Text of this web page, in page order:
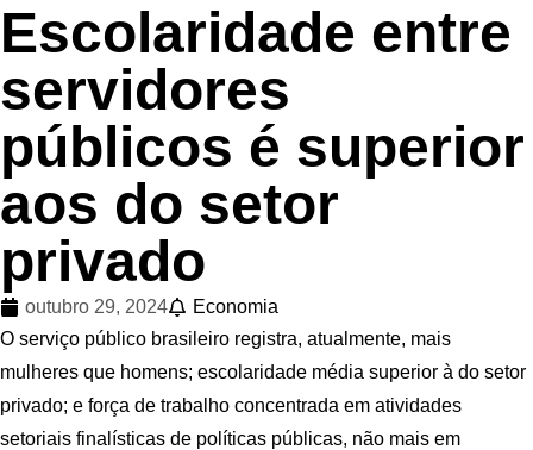
Escolaridade entre
servidores
públicos é superior
aos do setor
privado
outubro 29, 2024
Economia
O serviço público brasileiro registra, atualmente, mais
mulheres que homens; escolaridade média superior à do setor
privado; e força de trabalho concentrada em atividades
setoriais finalísticas de políticas públicas, não mais em